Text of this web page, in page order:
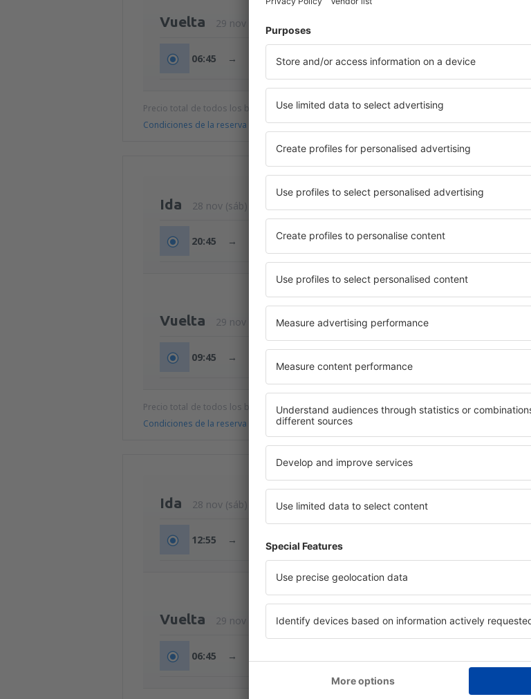
Vuelta 29 nov (dom)
06:45 → Duración total del viaje: 1h 40min
Precio total de todos los billetes (tasa de servicio no incluida35 EURpor pasajero)
Condiciones de la reserva
Ida 28 nov (sáb)
20:45 → Duración total del viaje: 1h 50min
Vuelta 29 nov (dom) ORY
09:45 →
Precio total de todos los billetes (tasa de servicio no incluida35EUR por pasajero)
Condiciones de la reserva
Ida 28 nov (sáb) BCN
12:55 → 14:45
Vuelta 29 nov (dom) ORY BCN
06:45 →